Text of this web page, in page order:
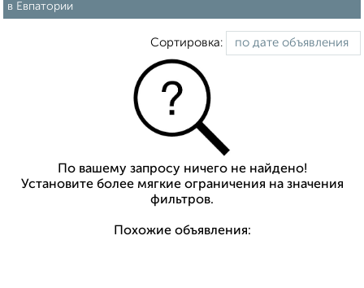
в Евпатории
Сортировка:
По вашему запросу ничего не найдено!
Установите более мягкие ограничения на значения
фильтров.
Похожие объявления: